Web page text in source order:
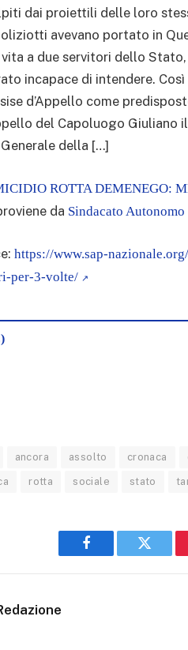
dai proiettili delle loro
avevano portato in
a due servitori dello
incapace di intendere.
d’Appello come
del Capoluogo
della […]
ROTTA DEMENEGO:
da Sindacato
https://www.sap-
per-3-volte/
ancora assolto cronaca
rotta sociale stato
Facebook Twitter